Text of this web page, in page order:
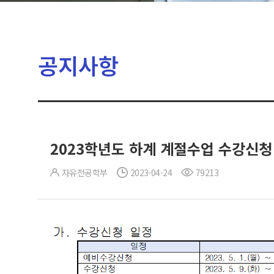
공지사항
2023학년도 하계 계절수업 수강신
자유전공학부 2023-04-24 79213